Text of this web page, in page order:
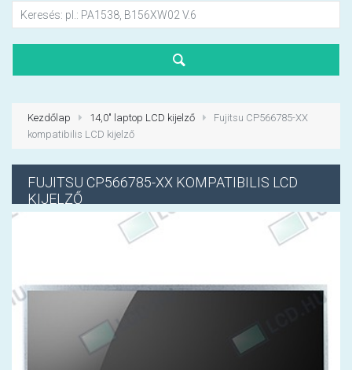
Kezdőlap 14,0" laptop LCD kijelző
Fujitsu CP566785-XX
kompatibilis LCD kijelző
FUJITSU CP566785-XX KOMPATIBILIS LCD
KIJELZŐ